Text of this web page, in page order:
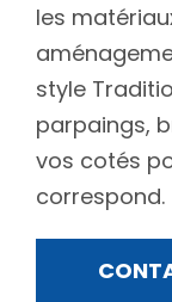
les
style
parpaings,
vos cotés
correspond.